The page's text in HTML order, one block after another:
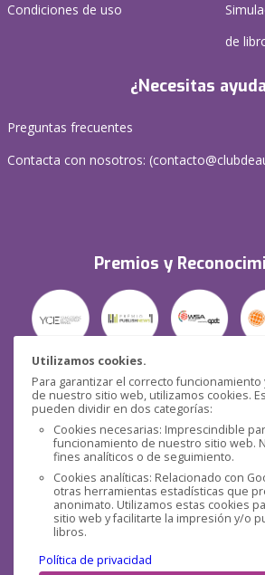
Utilizamos cookies.
Para garantizar el correcto funcionamiento
de nuestro sitio web, utilizamos cookies.
pueden dividir en dos categorías:
Cookies necesarias: Imprescindible
funcionamiento de nuestro sitio web.
fines analíticos o de seguimiento.
Cookies analíticas: Relacionado con
otras herramientas estadísticas que
anonimato. Utilizamos estas cookies
sitio web y facilitarte la impresión y/o
libros.
Política de privacidad
Condiciones de uso
de
¿Necesitas
Preguntas frecuentes
Contacta con nosotros: (
Premios y
Seguridad
Redes sociales